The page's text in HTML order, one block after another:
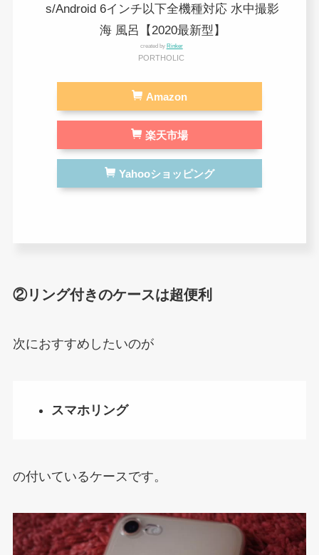
s/Android 6インチ以下全機種対応 水中撮影
海 風呂【2020最新型】
created by Rinker
PORTHOLIC
Amazon
楽天市場
Yahooショッピング
②リング付きのケースは超便利
次におすすめしたいのが
スマホリング
の付いているケースです。